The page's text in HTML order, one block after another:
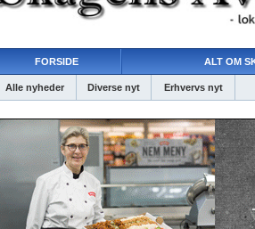
FORSIDE ALT OM
Alle nyheder Diverse nyt Erhvervs nyt